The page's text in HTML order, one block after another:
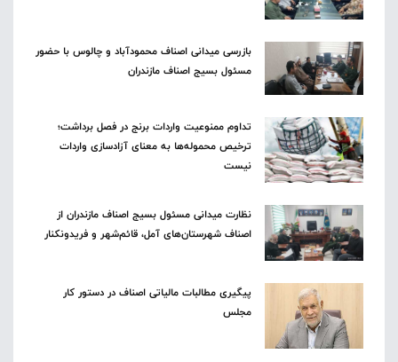
بازرسی میدانی اصناف محمودآباد و چالوس با حضور
مسئول بسیج اصناف مازندران
تداوم ممنوعیت واردات برنج در فصل برداشت؛
ترخیص محموله‌ها به معنای آزادسازی واردات
نیست
نظارت میدانی مسئول بسیج اصناف مازندران از
اصناف شهرستان‌های آمل، قائم‌شهر و فریدونکنار
پیگیری مطالبات مالیاتی اصناف در دستور کار
مجلس